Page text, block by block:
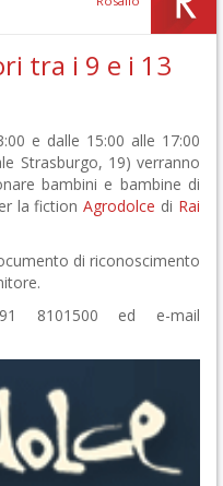
tra i 9 e i 13
e dalle 15:00 alle 17:00
Strasburgo, 19) verranno
bambini e bambine di
la fictionAgrodolce di Rai
di riconoscimento
8101500 ed e-mail